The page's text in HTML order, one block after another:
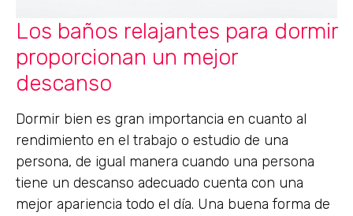
Los baños relajantes para dormir
proporcionan un mejor
descanso
Dormir bien es gran importancia en cuanto al
rendimiento en el trabajo o estudio de una
persona, de igual manera cuando una persona
tiene un descanso adecuado cuenta con una
mejor apariencia todo el día. Una buena forma de